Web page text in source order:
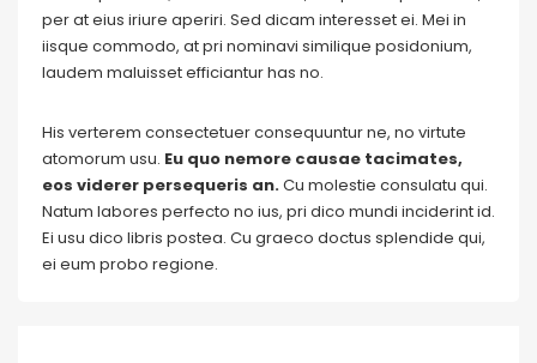
per at eius iriure aperiri. Sed dicam interesset ei. Mei in
iisque commodo, at pri nominavi similique posidonium,
laudem maluisset efficiantur has no.
His verterem consectetuer consequuntur ne, no virtute
atomorum usu. Eu quo nemore causae tacimates,
eos viderer persequeris an.Cu molestie consulatu qui.
Natum labores perfecto no ius, pri dico mundi inciderint id.
Ei usu dico libris postea. Cu graeco doctus splendide qui,
ei eum probo regione.